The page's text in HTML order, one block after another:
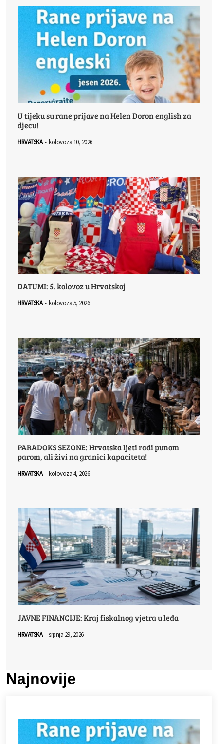
U tijeku su rane prijave na Helen Doron english za
djecu!
HRVATSKA - kolovoza 10, 2026
DATUMI: 5. kolovoz u Hrvatskoj
HRVATSKA - kolovoza 5, 2026
PARADOKS SEZONE: Hrvatska ljeti radi punom
parom, ali živi na granici kapaciteta!
HRVATSKA - kolovoza 4, 2026
JAVNE FINANCIJE: Kraj fiskalnog vjetra u leđa
HRVATSKA - srpnja 29, 2026
Najnovije